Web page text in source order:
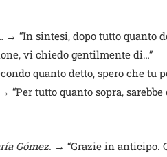
→ “In sintesi, dopo tutto quanto
vi chiedo gentilmente di…”
quanto detto, spero che tu
→ “Per tutto quanto sopra,
Gómez. → “Grazie in anticipo.